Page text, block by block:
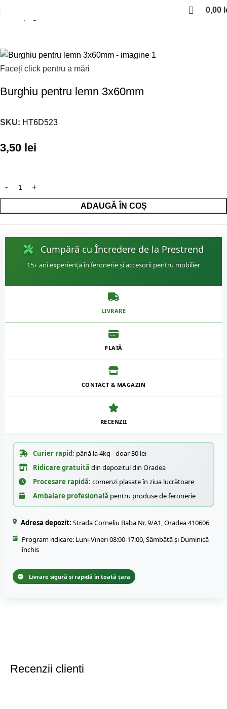
0,00
Faceți click pentru a mări
Burghiu pentru lemn 3x60mm
SKU: HT6D523
3,50 lei
ADAUGĂ ÎN COȘ
Cumpără cu Încredere de la Prestrend
15+ ani experiență în feronerie și accesorii pentru mobilier
LIVRARE
PLATĂ
CONTACT & MAGAZIN
RECENZII
Curier rapid: până la 4kg - doar 30 lei
Ridicare gratuită din depozitul din Oradea
Procesare rapidă: comenzi plasate în ziua lucrătoare
Ambalare profesională pentru produse de feronerie
Adresa depozit: Strada Corneliu Baba Nr. 9/A1, Oradea 410606
Program ridicare: Luni-Vineri 08:00-17:00, Sâmbătă și Duminică
închis
Livrare sigură și rapidă în toată țara
Recenzii clienti